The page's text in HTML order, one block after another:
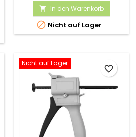
 In den Warenkorb
 Nicht auf Lager
Nicht auf Lager
favorite_border